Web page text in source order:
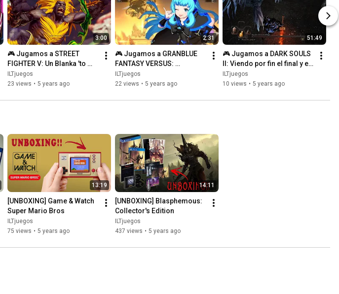
3:00
🎮 Jugamos a STREET
FIGHTER V: Un Blanka 'to
quemao' consigue que el
rival se Kage 🎮
ILTjuegos
23 views • 5 years ago
2:31
🎮 Jugamos a GRANBLUE
FANTASY VERSUS:
remontada con Cagliostro
🎮
ILTjuegos
22 views • 5 years ago
51:49
🎮 Jugamos a DARK SOULS
II: Viendo por fin el final y el
erudito nos pone Aldia de
sus cosas 🎮
ILTjuegos
10 views • 5 years ago
13:19
[UNBOXING] Game & Watch
Super Mario Bros
ILTjuegos
75 views • 5 years ago
14:11
[UNBOXING] Blasphemous:
Collector's Edition
ILTjuegos
437 views • 5 years ago